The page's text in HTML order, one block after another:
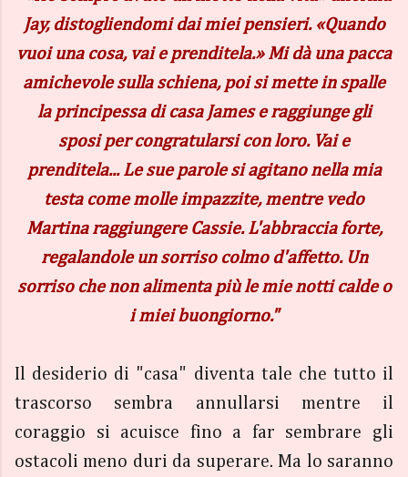
Jay, distogliendomi dai miei pensieri. «Quando
vuoi una cosa, vai e prenditela.» Mi dà una pacca
amichevole sulla schiena, poi si mette in spalle
la principessa di casa James e raggiunge gli
sposi per congratularsi con loro. Vai e
prenditela... Le sue parole si agitano nella mia
testa come molle impazzite, mentre vedo
Martina raggiungere Cassie. L'abbraccia forte,
regalandole un sorriso colmo d'affetto. Un
sorriso che non alimenta più le mie notti calde o
i miei buongiorno."
Il desiderio di "casa" diventa tale che tutto il
trascorso sembra annullarsi mentre il
coraggio si acuisce fino a far sembrare gli
ostacoli meno duri da superare. Ma lo saranno